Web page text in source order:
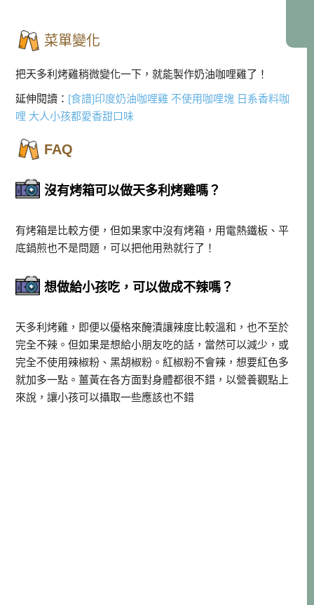
菜單變化
把天多利烤雞稍微變化一下，就能製作奶油咖哩雞了！
延伸閱讀： [食譜]印度奶油咖哩雞 不使用咖哩塊 日系香料咖
哩 大人小孩都愛香甜口味
FAQ
沒有烤箱可以做天多利烤雞嗎？
有烤箱是比較方便，但如果家中沒有烤箱，用電熱鐵板、平
底鍋煎也不是問題，可以把他用熟就行了！
想做給小孩吃，可以做成不辣嗎？
天多利烤雞，即便以優格來醃漬讓辣度比較溫和，也不至於
完全不辣。但如果是想給小朋友吃的話，當然可以減少，或
完全不使用辣椒粉、黑胡椒粉。紅椒粉不會辣，想要紅色多
就加多一點。薑黃在各方面對身體都很不錯，以營養觀點上
來說，讓小孩可以攝取一些應該也不錯